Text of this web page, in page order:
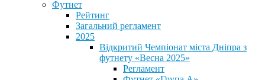
Футнет
Рейтинг
Загальний регламент
2025
Відкритий Чемпіонат міста Дніпра з
футнету «Весна 2025»
Регламент